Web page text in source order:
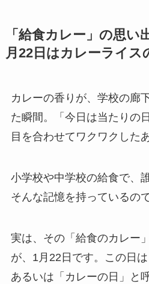
「給食カレー」の思い
月22日はカレーライス
カレーの香りが、学校の廊
た瞬間。「今日は当たりの
目を合わせてワクワクした
小学校や中学校の給食で、
そんな記憶を持っているの
実は、その「給食のカレー
が、1月22日です。この日
あるいは「カレーの日」と